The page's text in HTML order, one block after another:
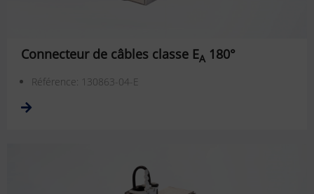
Connecteur de câbles classe EA 180°
Référence: 130863-04-E